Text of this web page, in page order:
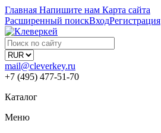
Главная Напишите нам Карта сайта
Расширенный поискВходРегистрация
mail@cleverkey.ru
+7 (495) 477-51-70
Каталог
Меню